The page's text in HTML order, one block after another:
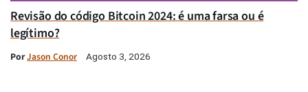
Revisão do código Bitcoin 2024: é uma farsa ou é
legítimo?
PorJason Conor Agosto 3, 2026